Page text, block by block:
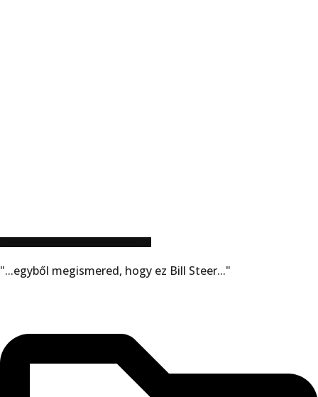
"...egyből megismered, hogy ez Bill Steer..."